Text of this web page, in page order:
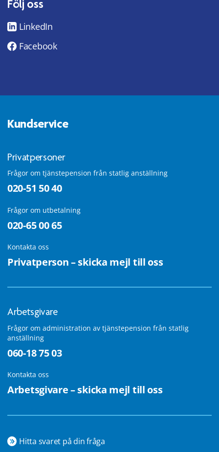
Följ oss
LinkedIn
Facebook
Kundservice
Privatpersoner
Frågor om tjänstepension från statlig anställning
020-51 50 40
Frågor om utbetalning
020-65 00 65
Kontakta oss
Privatperson – skicka mejl till oss
Arbetsgivare
Frågor om administration av tjänstepension från statlig
anställning
060-18 75 03
Kontakta oss
Arbetsgivare – skicka mejl till oss
Hitta svaret på din fråga